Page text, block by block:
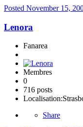
Posted November 15,
Lenora
Fanarea
Membres
0
716 posts
Localisation:
Share